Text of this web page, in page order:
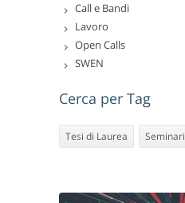
Call e Bandi
Lavoro
Open Calls
SWEN
Cerca per Tag
Tesi di Laurea Seminari